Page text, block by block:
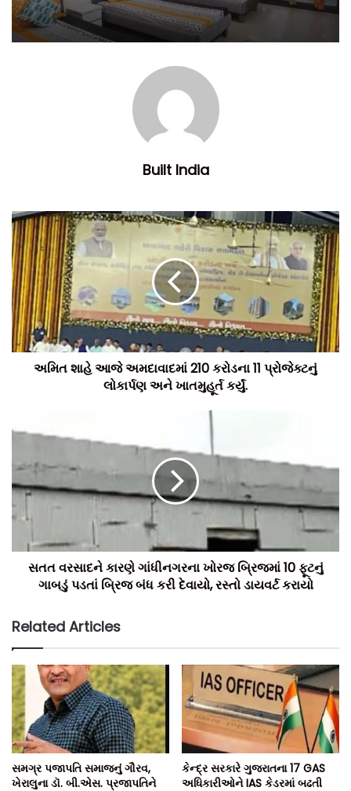
મહેસાણામાં 147 કરોડના ખર્ચે બનાવેલા અંડરબ્રિજમાં પાણી ભરાયા
પડવાના ચાલુ થઈ ગયા છે. અંડરબ્રિજ પાસે ચાલવા માટે બનાવવામાં
આવેલા ફૂટપાથના બ્લોક પણ ઉખડી ગયેલા જોવા મળ્યા હતા. તંત્ર
દ્વારા હાલ તાત્કાલિક ધોરણે ભુવામાં કપચી નાખવામાં આવી રહી છે.
Built India
અમિત શાહે આજે અમદાવાદમાં 210 કરોડના 11 પ્રોજેક્ટનું
લોકાર્પણ અને ખાતમુહૂર્ત કર્યું.
સતત વરસાદને કારણે ગાંધીનગરના ખોરજ બ્રિજમાં 10 ફૂટનું
ગાબડું પડતાં બ્રિજ બંધ કરી દેવાયો, રસ્તો ડાયવર્ટ કરાયો
Related Articles
સમગ્ર પજાપતિ સમાજનું ગૌરવ,
ખેરાલુના ડૉ. બી.એસ. પ્રજાપતિને
કેન્દ્ર સરકારે ગુજરાતના 17 GAS
અધિકારીઓને IAS કેડરમાં બઢતી